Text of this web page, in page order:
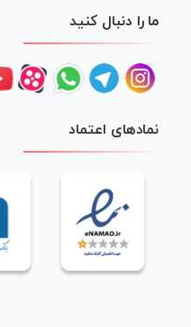
ما را دنبال کنید
نمادهای اعتماد